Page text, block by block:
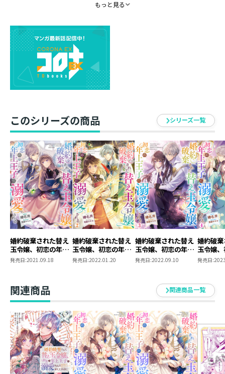
【あらすじ】
王子ルキウスと想いが通じ合った令嬢ルイゼ。
正式に魔道具研究所員となり、暗黒魔法の会議へも参加
して……とトントン拍子に事は運ばなかった！
新任課長から魔法への関与を禁止され、雑用部署「一律
せようと奔走！
だが、奮闘する彼女を嘲笑うかのように、ルキウスの婚
約者と噂された令嬢の登場が心をざわめかせる。
惜しみなく愛を囁くルキウスを受け入れる一方で、制御
できない感情に振り回されて……？
「君の顔が見たい、駄目か？」
「無理です……！（この醜い感情を消し去ってしまいた
い）」
恋もお仕事も制御不能？ すれ違い純愛異世界ファンタ
ジー第３弾！
もっと見る
このシリーズの商品 シリーズ一覧
婚約破棄された替え
玉令嬢、初恋の年上
王子に溺愛される
発売日:2021.09.18
婚約破棄された替え
玉令嬢、初恋の年上
王子に溺愛される2
発売日:2022.01.20
婚約破棄された替え
玉令嬢、初恋の年上
王子に溺愛される3
発売日:2022.09.10
婚約破
玉令嬢
王子に
4【電子
発売日:
関連商品 関連商品一覧